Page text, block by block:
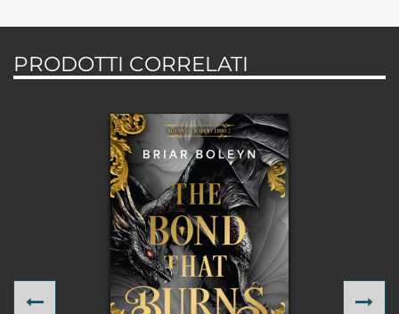
PRODOTTI CORRELATI
Previous